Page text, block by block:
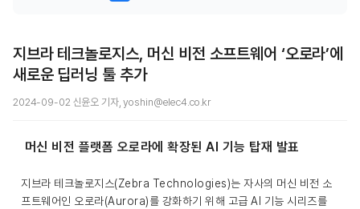
지브라 테크놀로지스, 머신 비전 소프트웨어 ‘오로라’에
새로운 딥러닝 툴 추가
2024-09-02 신윤오 기자, yoshin@elec4.co.kr
머신 비전 플랫폼 오로라에 확장된 AI 기능 탑재 발표
지브라 테크놀로지스(Zebra Technologies)는 자사의 머신 비전 소
프트웨어인 오로라(Aurora)를 강화하기 위해 고급 AI 기능 시리즈를